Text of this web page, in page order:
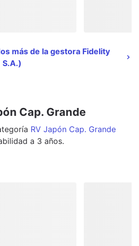
más de la gestora Fidelity
S.A.)
Cap. Grande
RV Japón Cap. Grande
a 3 años.